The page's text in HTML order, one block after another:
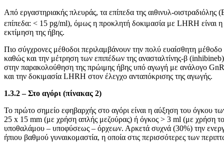
Από εργαστηριακής πλευράς, τα επίπεδα της αιθινυλ-οιστραδιόλης
επίπεδα: < 15 pg/ml), όμως η προκλητή δοκιμασία με LHRH είναι η
εκτίμηση της ήβης.
Πιο σύγχρονες μέθοδοι περιλαμβάνουν την πολύ ευαίσθητη
καθώς και την μέτρηση των επιπέδων της ανασταλτίνης-β
στην παρακολούθηση της πρώιμης ήβης υπό αγωγή με ανάλογο
και την δοκιμασία LHRH στον έλεγχο ανταπόκρισης της αγωγής.
1.3.2 – Στο αγόρι (πίνακας 2)
Το πρώτο σημείο εφηβαρχής στο αγόρι είναι η αύξηση του όγκου
25 x 15 mm (με χρήση απλής μεζούρας) ή όγκος > 3 ml (με χρήση
υποθαλάμου – υποφύσεως – όρχεων. Αρκετά συχνά (30%) την
ήπιου βαθμού γυναικομαστία, η οποία στις περισσότερες των